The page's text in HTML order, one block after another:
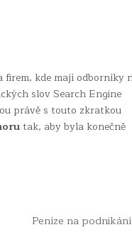
firem, kde mají odborníky
slov Search Engine
právě s touto zkratkou
tak, aby byla konečně
Peníze na